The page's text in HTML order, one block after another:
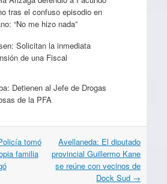
tras el confuso episodio en
“No me hizo nada”
Solicitan la inmediata
de una Fiscal
Detienen al Jefe de Drogas
de la PFA
tomó
familia
Avellaneda: El diputado
provincial Guillermo Kane
se reúne con vecinos de
Dock Sud →